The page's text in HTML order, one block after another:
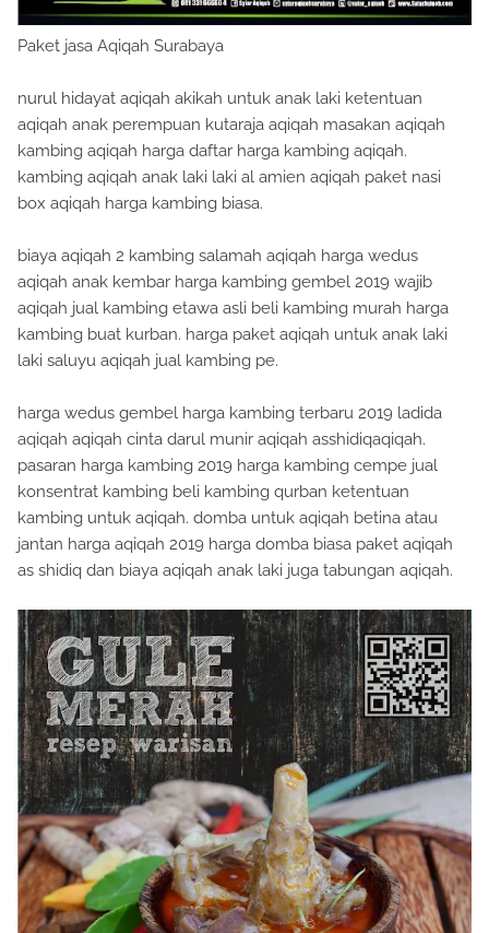
Paket jasa Aqiqah Surabaya
nurul hidayat aqiqah akikah untuk anak laki ketentuan
aqiqah anak perempuan kutaraja aqiqah masakan aqiqah
kambing aqiqah harga daftar harga kambing aqiqah.
kambing aqiqah anak laki laki al amien aqiqah paket nasi
box aqiqah harga kambing biasa.
biaya aqiqah 2 kambing salamah aqiqah harga wedus
aqiqah anak kembar harga kambing gembel 2019 wajib
aqiqah jual kambing etawa asli beli kambing murah harga
kambing buat kurban. harga paket aqiqah untuk anak laki
laki saluyu aqiqah jual kambing pe.
harga wedus gembel harga kambing terbaru 2019 ladida
aqiqah aqiqah cinta darul munir aqiqah asshidiqaqiqah.
pasaran harga kambing 2019 harga kambing cempe jual
konsentrat kambing beli kambing qurban ketentuan
kambing untuk aqiqah. domba untuk aqiqah betina atau
jantan harga aqiqah 2019 harga domba biasa paket aqiqah
as shidiq dan biaya aqiqah anak laki juga tabungan aqiqah.